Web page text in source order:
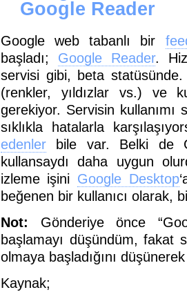
Google Reader
Google web tabanlı bir
başladı; Google Reader.
servisi gibi, beta
(renkler, yıldızlar vs.) ve
gerekiyor. Servisin kullanımı
sıklıkla hatalarla
edenlerbile var. Belki de
kullansaydı daha uygun
izleme işini Google Desktop
beğenen bir kullanıcı olarak,
Not: Gönderiye önce
başlamayı düşündüm, fakat
olmaya başladığını
Kaynak;